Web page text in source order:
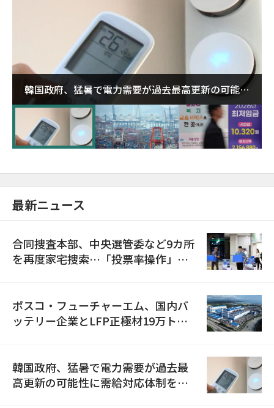
韓国政府、猛暑で電力需要が過去最高更新の可能性
に需給対応体制を点検
最新ニュース
合同捜査本部、中央選管委など9カ所
を再度家宅捜索…「投票率操作」の
ポスコ・フューチャーエム、国内バ
ッテリー企業とLFP正極材19万トン
韓国政府、猛暑で電力需要が過去最
高更新の可能性に需給対応体制を点